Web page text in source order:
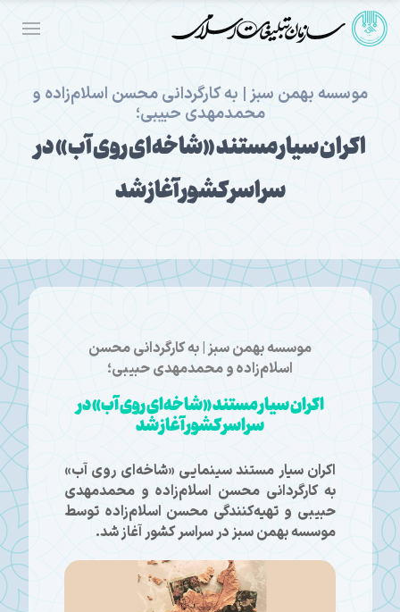
موسسه بهمن سبز | به کارگردانی محسن اسلام‌زاده و
محمدمهدی حبیبی؛
اکران سیار مستند «شاخه‌ای روی آب» در
سراسر کشور آغاز شد
موسسه بهمن سبز | به کارگردانی محسن
اسلام‌زاده و محمدمهدی حبیبی؛
اکران سیار مستند «شاخه‌ای روی آب» در
سراسر کشور آغاز شد
اکران سیار مستند سینمایی «شاخه‌ای روی آب»
به کارگردانی محسن اسلام‌زاده و محمدمهدی
حبیبی و تهیه‌کنندگی محسن اسلام‌زاده توسط
موسسه بهمن سبز در سراسر کشور آغاز شد.